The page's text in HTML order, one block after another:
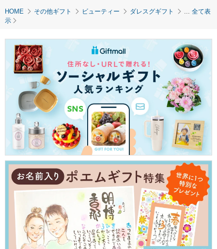
HOME その他ギフト ビューティー ダレスグギフト
全て表
示